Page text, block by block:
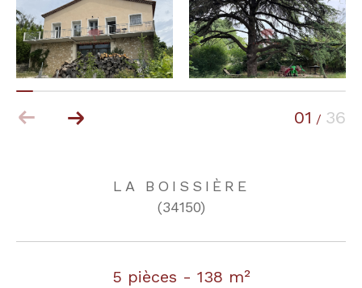
01 / 36
LA BOISSIÈRE
(34150)
5 pièces - 138 m²
AFFINER LES CRITÈRES
COUPS DE COEUR EXCLUSIVITÉS